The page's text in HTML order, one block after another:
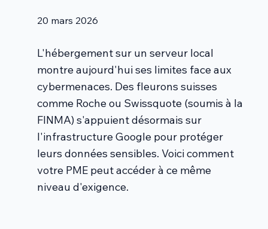
20 mars 2026
L'hébergement sur un serveur local
montre aujourd'hui ses limites face aux
cybermenaces. Des fleurons suisses
comme Roche ou Swissquote (soumis à la
FINMA) s'appuient désormais sur
l'infrastructure Google pour protéger
leurs données sensibles. Voici comment
votre PME peut accéder à ce même
niveau d'exigence.